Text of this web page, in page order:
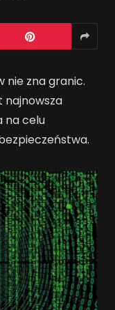
nie zna granic.
najnowsza
na celu